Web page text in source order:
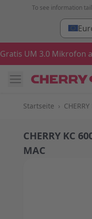
Zum Inhalt springen
To see information
Startseite ›
CHERRY KC
MAC